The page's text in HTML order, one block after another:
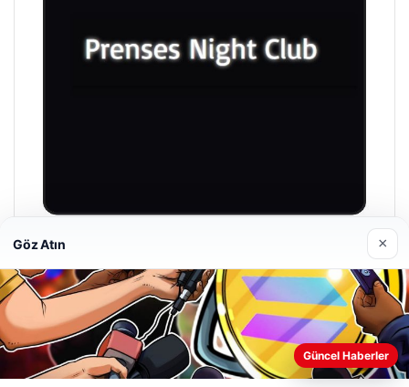
Prenses Night Club
29/04/2026
Web sitemizi nasıl kullandığınızı daha iyi anlayabilmek,
deneyiminizi kişiselleştirmek ve geliştirmek amacıyla çerezler
Göz Atın ×
Güncel Haberler